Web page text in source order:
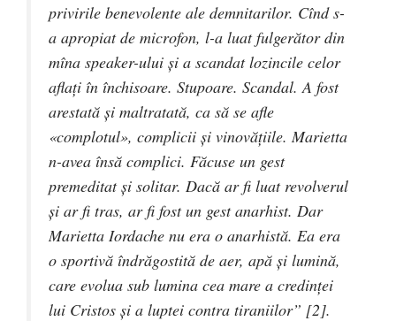
privirile benevolente ale demnitarilor. Cînd s-
a apropiat de microfon, l-a luat fulgerător din
mîna speaker-ului şi a scandat lozincile celor
aflaţi în închisoare. Stupoare. Scandal. A fost
arestată şi maltratată, ca să se afle
«complotul», complicii şi vinovăţiile. Marietta
n-avea însă complici. Făcuse un gest
premeditat şi solitar. Dacă ar fi luat revolverul
şi ar fi tras, ar fi fost un gest anarhist. Dar
Marietta Iordache nu era o anarhistă. Ea era
o sportivă îndrăgostită de aer, apă şi lumină,
care evolua sub lumina cea mare a credinţei
lui Cristos şi a luptei contra tiraniilor” [2].